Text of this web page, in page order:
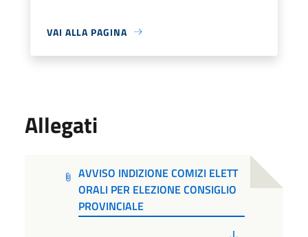
VAI ALLA PAGINA
Allegati
AVVISO INDIZIONE COMIZI ELETT
ORALI PER ELEZIONE CONSIGLIO
PROVINCIALE